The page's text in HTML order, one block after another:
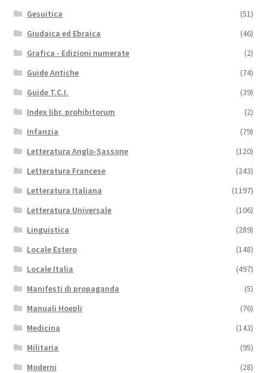
Gesuitica
(51)
Giudaica ed Ebraica
(46)
Grafica - Edizioni numerate
(2)
Guide Antiche
(74)
Guide T.C.I.
(39)
Index libr. prohibitorum
(2)
Infanzia
(79)
Letteratura Anglo-Sassone
(120)
Letteratura Francese
(243)
Letteratura Italiana
(1197)
Letteratura Universale
(106)
Linguistica
(289)
Locale Estero
(148)
Locale Italia
(497)
Manifesti di propaganda
(5)
Manuali Hoepli
(76)
Medicina
(143)
Militaria
(95)
Moderni
(28)